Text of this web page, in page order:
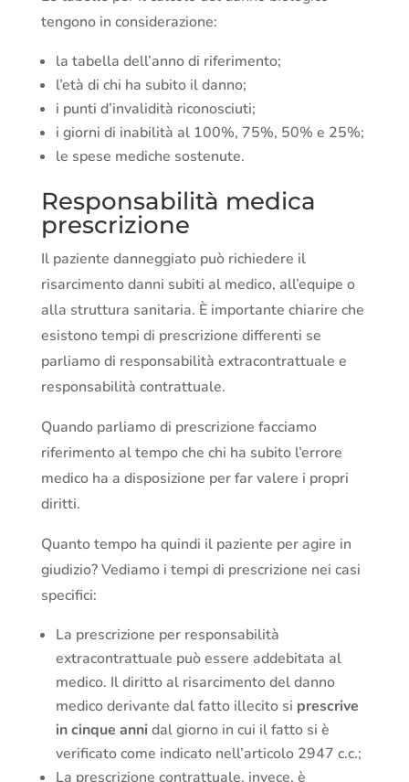
tengono in considerazione:
la tabella dell’anno di riferimento;
l’età di chi ha subito il danno;
i punti d’invalidità riconosciuti;
i giorni di inabilità al 100%, 75%, 50% e 25%;
le spese mediche sostenute.
Responsabilità medica
prescrizione
Il paziente danneggiato può richiedere il
risarcimento danni subiti al medico, all’equipe o
alla struttura sanitaria. È importante chiarire che
esistono tempi di prescrizione differenti se
parliamo di responsabilità extracontrattuale e
responsabilità contrattuale.
Quando parliamo di prescrizione facciamo
riferimento al tempo che chi ha subito l’errore
medico ha a disposizione per far valere i propri
diritti.
Quanto tempo ha quindi il paziente per agire in
giudizio? Vediamo i tempi di prescrizione nei casi
specifici:
La prescrizione per responsabilità
extracontrattuale può essere addebitata al
medico. Il diritto al risarcimento del danno
medico derivante dal fatto illecito si prescrive
in cinque annidal giorno in cui il fatto si è
verificato come indicato nell’articolo 2947 c.c.;
La prescrizione contrattuale, invece, è